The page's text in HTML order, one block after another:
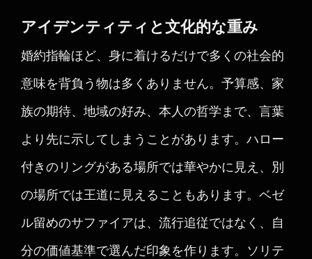
アイデンティティと文化的な重み
婚約指輪ほど、身に着けるだけで多くの社会的
意味を背負う物は多くありません。予算感、家
族の期待、地域の好み、本人の哲学まで、言葉
より先に示してしまうことがあります。ハロー
付きのリングがある場所では華やかに見え、別
の場所では王道に見えることもあります。ベゼ
ル留めのサファイアは、流行追従ではなく、自
分の価値基準で選んだ印象を作ります。ソリテ